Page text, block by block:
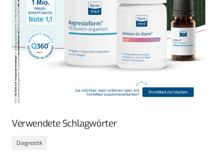
Verwendete Schlagwörter
Diagnostik